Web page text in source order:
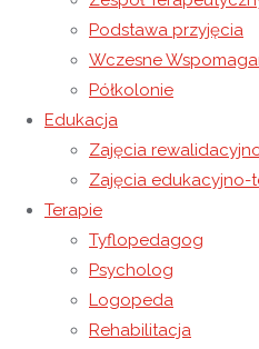
Podstawa przyjęcia
Wczesne
Półkolonie
Edukacja
Zajęcia
Zajęcia edukacyjno-
Terapie
Tyflopedagog
Psycholog
Logopeda
Rehabilitacja
Niepublicznym
Wychowawczym
KLIK
Regulamin dotyczący
COVID – 19 podczas
półkolonii w
Rewalidacyjno –